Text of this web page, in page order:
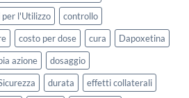
per l'Utilizzo
controllo
costo per dose cura
Dapoxetina
azione
dosaggio
durata
effetti collaterali